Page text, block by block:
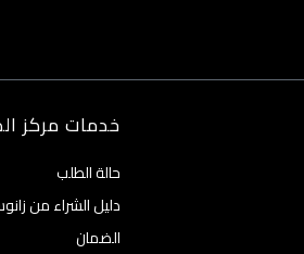
خدمات مركز
حالة الطلب
دليل الشراء من
الضمان